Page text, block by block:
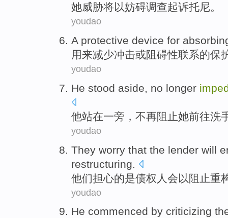
她威胁将以妨碍调查起诉托尼。
youdao
A protective device for
用来减少冲击或阻碍性联系的保
youdao
He stood aside, no longer
他站在一旁 ， 不再阻止她前往洗
youdao
They worry that the lender will
restructuring.
他们担心的是债权人 会 以阻止重
youdao
He commenced by criticizing